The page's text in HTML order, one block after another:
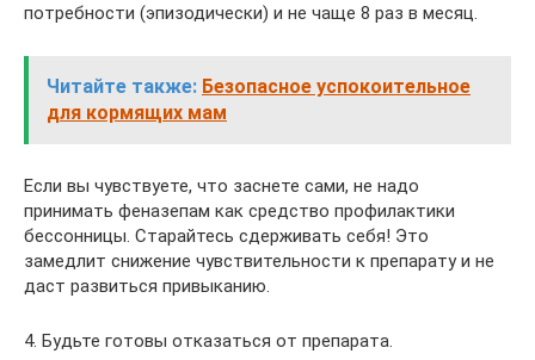
потребности (эпизодически) и не чаще 8 раз в месяц.
Читайте также: Безопасное успокоительное
для кормящих мам
Если вы чувствуете, что заснете сами, не надо
принимать феназепам как средство профилактики
бессонницы. Старайтесь сдерживать себя! Это
замедлит снижение чувствительности к препарату и не
даст развиться привыканию.
4. Будьте готовы отказаться от препарата.